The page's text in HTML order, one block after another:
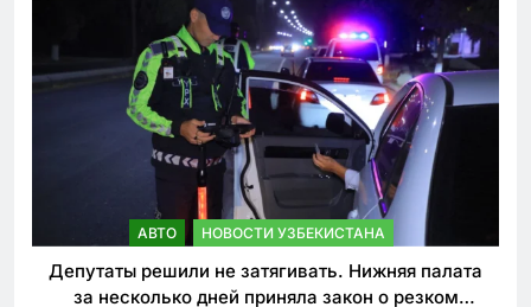
АВТО НОВОСТИ УЗБЕКИСТАНА
Депутаты решили не затягивать. Нижняя палата
за несколько дней приняла закон о резком